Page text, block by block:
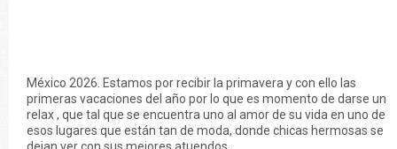
México 2026. Estamos por recibir la primavera y con ello las
primeras vacaciones del año por lo que es momento de darse un
relax , que tal que se encuentra uno al amor de su vida en uno de
esos lugares que están tan de moda, donde chicas hermosas se